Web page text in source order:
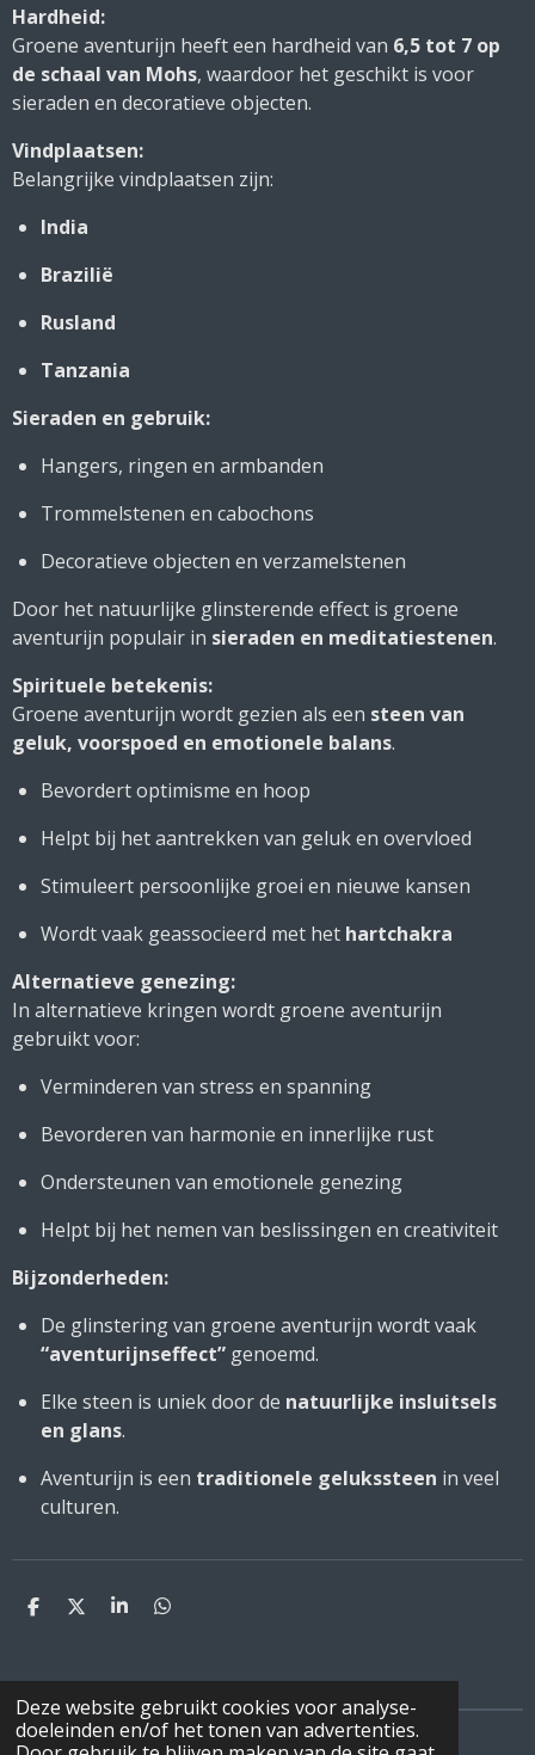
Deze website gebruikt cookies voor analyse-
doeleinden en/of het tonen van advertenties.
Hardheid:
Groene aventurijn heeft een hardheid van 6,5 tot 7 op
de schaal van Mohs, waardoor het geschikt is voor
sieraden en decoratieve objecten.
Vindplaatsen:
Belangrijke vindplaatsen zijn:
India
Brazilië
Rusland
Tanzania
Sieraden en gebruik:
Hangers, ringen en armbanden
Trommelstenen en cabochons
Decoratieve objecten en verzamelstenen
Door het natuurlijke glinsterende effect is groene
aventurijn populair in sieraden en meditatiestenen.
Spirituele betekenis:
Groene aventurijn wordt gezien als een steen van
geluk, voorspoed en emotionele balans.
Bevordert optimisme en hoop
Helpt bij het aantrekken van geluk en overvloed
Stimuleert persoonlijke groei en nieuwe kansen
Wordt vaak geassocieerd met het hartchakra
Alternatieve genezing:
In alternatieve kringen wordt groene aventurijn
gebruikt voor:
Verminderen van stress en spanning
Bevorderen van harmonie en innerlijke rust
Ondersteunen van emotionele genezing
Helpt bij het nemen van beslissingen en creativiteit
Bijzonderheden:
De glinstering van groene aventurijn wordt vaak
“aventurijnseffect” genoemd.
Elke steen is uniek door de natuurlijke insluitsels
en glans.
Aventurijn is een traditionele gelukssteen in veel
culturen.
D
D
S
D